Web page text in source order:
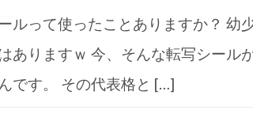
ルって使ったことありますか？
ありますｗ 今、そんな転写シール
です。 その代表格と […]